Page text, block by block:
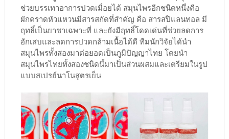
ช่วยบรรเทาอาการปวดเมื่อยได้ สมุนไพรอีกชนิดหนึ่งคือ
ผักคราดหัวแหวนมีสารสกัดที่สำคัญ คือ สารสปิแลนทอล มี
ฤทธิ์เป็นยาชาเฉพาะที่ และยังมีฤทธิ์โดดเด่นที่ช่วยลดการ
อักเสบและลดการปวดกล้ามเนื้อได้ดี ทีมนักวิจัยได้นำ
สมุนไพรทั้งสองมาต่อยอดเป็นภูมิปัญญาไทย โดยนำ
สมุนไพรไทยทั้งสองชนิดนี้มาเป็นส่วนผสมและเตรียมในรูป
แบบสเปรย์นาโนสูตรเย็น